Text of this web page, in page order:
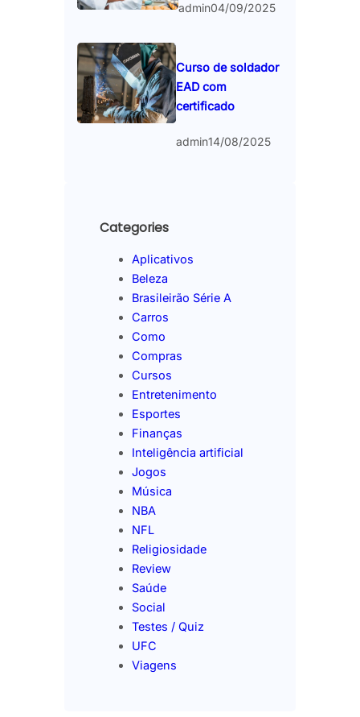
admin04/09/2025
Curso de soldador
EAD com
certificado
admin14/08/2025
Categories
Aplicativos
Beleza
Brasileirão Série A
Carros
Como
Compras
Cursos
Entretenimento
Esportes
Finanças
Inteligência artificial
Jogos
Música
NBA
NFL
Religiosidade
Review
Saúde
Social
Testes / Quiz
UFC
Viagens